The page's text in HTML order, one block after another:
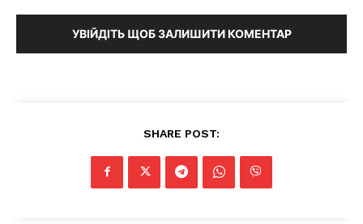
УВІЙДІТЬ ЩОБ ЗАЛИШИТИ КОМЕНТАР
SHARE POST: